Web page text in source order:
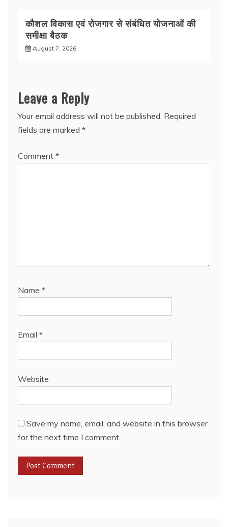
कौशल विकास एवं रोजगार से संबंधित योजनाओं की
समीक्षा बैठक
August 7, 2026
Leave a Reply
Your email address will not be published. Required
fields are marked *
Comment *
Name *
Email *
Website
Save my name, email, and website in this browser
for the next time I comment.